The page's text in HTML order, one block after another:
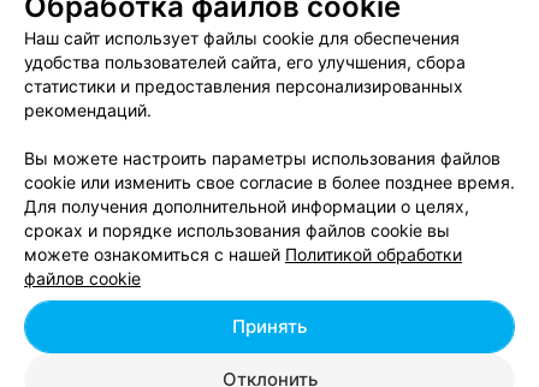
ЭФФЕКТИВНАЯ РЕКЛАМА НА САЙТЕ
Добавить компанию
Добавить специалиста
Наш сайт использует файлы cookie для обеспечения
удобства пользователей сайта, его улучшения, сбора
статистики и предоставления персонализированных
рекомендаций.
Вы можете настроить параметры использования файлов
cookie или изменить свое согласие в более позднее время.
Для получения дополнительной информации о целях,
сроках и порядке использования файлов cookie вы
можете ознакомиться с нашей Политикой обработки
файлов cookie
Отклонить
Принять